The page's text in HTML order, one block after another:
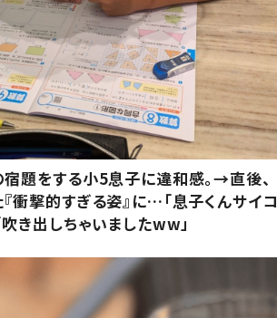
題をする小5息子に違和感。→直後、
衝撃的すぎる姿』に…「息子くんサイコ
吹き出しちゃいましたww」